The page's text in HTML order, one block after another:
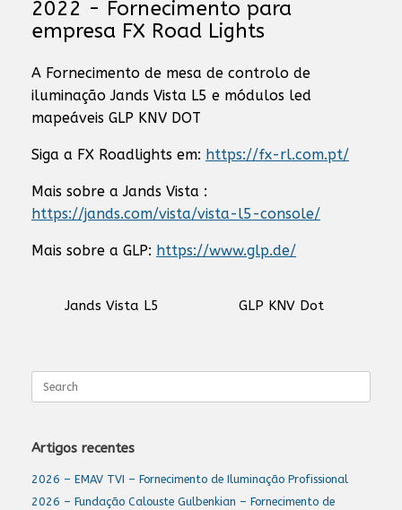
2022 - Fornecimento para
empresa FX Road Lights
A Fornecimento de mesa de controlo de
iluminação Jands Vista L5 e módulos led
mapeáveis GLP KNV DOT
Siga a FX Roadlights em: https://fx-rl.com.pt/
Mais sobre a Jands Vista :
https://jands.com/vista/vista-l5-console/
Mais sobre a GLP: https://www.glp.de/
Jands Vista L5 GLP KNV Dot
for:
Artigos recentes
2026 – EMAV TVI – Fornecimento de Iluminação Profissional
2026 – Fundação Calouste Gulbenkian – Fornecimento de